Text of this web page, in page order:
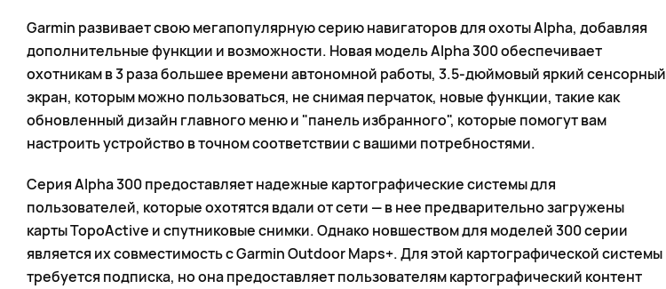
Garmin развивает свою мегапопулярную серию навигаторов для охоты Alpha, добавляя
дополнительные функции и возможности. Новая модель Alpha 300 обеспечивает
охотникам в 3 раза большее времени автономной работы, 3.5-дюймовый яркий сенсорный
экран, которым можно пользоваться, не снимая перчаток, новые функции, такие как
обновленный дизайн главного меню и "панель избранного", которые помогут вам
настроить устройство в точном соответствии с вашими потребностями.
Серия Alpha 300 предоставляет надежные картографические системы для
пользователей, которые охотятся вдали от сети — в нее предварительно загружены
карты TopoActive и спутниковые снимки. Однако новшеством для моделей 300 серии
является их совместимость с Garmin Outdoor Maps+. Для этой картографической системы
требуется подписка, но она предоставляет пользователям картографический контент